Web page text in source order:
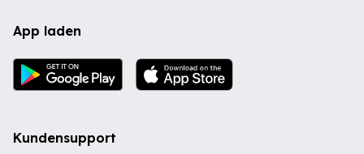
App laden
Kundensupport